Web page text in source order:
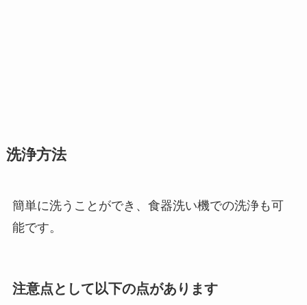
洗浄方法
簡単に洗うことができ、食器洗い機での洗浄も可
能です。
注意点として以下の点があります